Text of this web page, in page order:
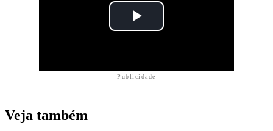
Publicidade
Veja também